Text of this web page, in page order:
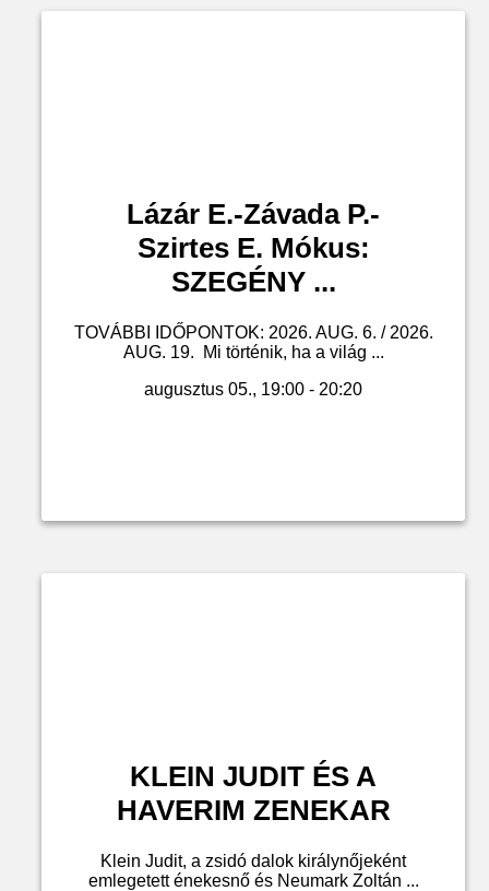
Lázár E.-Závada P.-
Szirtes E. Mókus:
SZEGÉNY ...
TOVÁBBI IDŐPONTOK: 2026. AUG. 6. / 2026.
AUG. 19. Mi történik, ha a világ ...
augusztus 05., 19:00 - 20:20
KLEIN JUDIT ÉS A
HAVERIM ZENEKAR
Klein Judit, a zsidó dalok királynőjeként
emlegetett énekesnő és Neumark Zoltán ...